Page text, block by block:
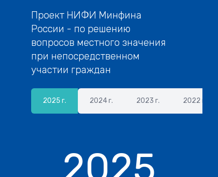
Проект НИФИ Минфина
России - по решению
вопросов местного значения
при непосредственном
участии граждан
2025 г. 2024 г. 2023 г. 2022 г.